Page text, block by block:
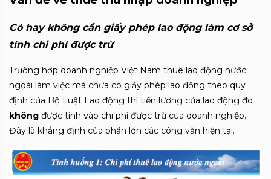
Có hay không cần giấy phép lao động làm cơ sở
tính chi phí được trừ
Trường hợp doanh nghiệp Việt Nam thuê lao động nước
ngoài làm việc mà chưa có giấy phép lao động theo quy
định của Bộ Luật Lao động thì tiền lương của lao động đó
không được tính vào chi phí được trừ của doanh nghiệp.
Đây là khẳng định của phần lớn các công văn hiện tại.